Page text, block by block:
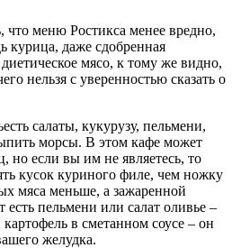
что меню Ростикса менее вредно,
курица, даже сдобренная
мясо, к тому же видно,
нельзя с уверенностью сказать о
салаты, кукурузу, пельмени,
морсы. В этом кафе может
но если вы им не являетесь, то
кусок куриного филе, чем ножку
мяса меньше, а зажаренной
пельмени или салат оливье –
в сметанном соусе – он
желудка.